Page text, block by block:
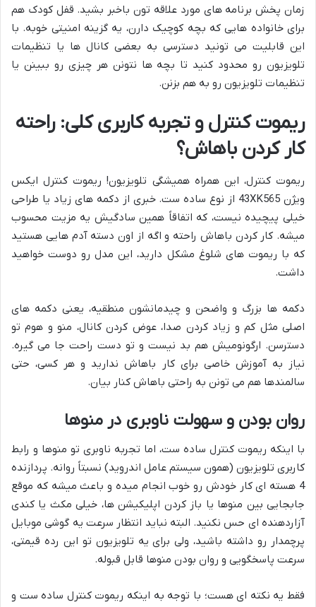
زمان پخش برنامه های مورد علاقه تون باخبر بشید. قفل کودک هم
برای خانواده هایی که بچه کوچیک دارن، یه گزینه امنیتی خوبه. با
این قابلیت می تونید دسترسی به بعضی کانال ها یا تنظیمات
تلویزیون رو محدود کنید تا بچه ها نتونن هر چیزی رو ببینن یا
تنظیمات تلویزیون رو به هم بزنن.
ریموت کنترل و تجربه کاربری کلی: راحته
کار کردن باهاش؟
ریموت کنترل، این همراه همیشگی تلویزیون! ریموت کنترل ایکس
ویژن 43XK565 از نوع ساده ست. خبری از دکمه های زیاد یا طراحی
خیلی پیچیده نیست، که اتفاقاً همین سادگیش یه مزیت محسوب
میشه. کار کردن باهاش راحته و اگه از اون دسته آدم هایی هستید
که با ریموت های شلوغ مشکل دارید، این مدل رو دوست خواهید
داشت.
دکمه ها بزرگ و واضحن و چیدمانشون منطقیه، یعنی دکمه های
اصلی مثل کم و زیاد کردن صدا، عوض کردن کانال، منو و هوم تو
دسترسن. ارگونومیش هم بد نیست و تو دست راحت جا می گیره.
نیاز به آموزش خاصی برای کار باهاش ندارید و هر کسی، حتی
سالمندها هم می تونن به راحتی باهاش کنار بیان.
روان بودن و سهولت ناوبری در منوها
با اینکه ریموت کنترل ساده ست، اما تجربه ناوبری تو منوها و رابط
کاربری تلویزیون (همون سیستم عامل اندروید) نسبتاً روانه. پردازنده
4 هسته ای کار خودش رو خوب انجام میده و باعث میشه که موقع
جابجایی بین منوها یا باز کردن اپلیکیشن ها، خیلی مکث یا کندی
آزاردهنده ای حس نکنید. البته نباید انتظار سرعت یه گوشی موبایل
پرچمدار رو داشته باشید، ولی برای یه تلویزیون تو این رده قیمتی،
سرعت پاسخگویی و روان بودن منوها قابل قبوله.
فقط یه نکته ای هست؛ با توجه به اینکه ریموت کنترل ساده ست و